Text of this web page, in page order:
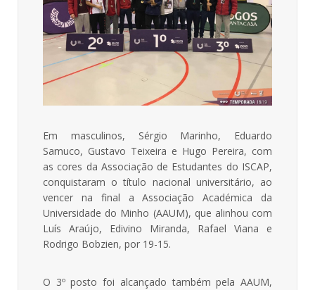
Em masculinos, Sérgio Marinho, Eduardo
Samuco, Gustavo Teixeira e Hugo Pereira, com
as cores da Associação de Estudantes do ISCAP,
conquistaram o título nacional universitário, ao
vencer na final a Associação Académica da
Universidade do Minho (AAUM), que alinhou com
Luís Araújo, Edivino Miranda, Rafael Viana e
Rodrigo Bobzien, por 19-15.
O 3º posto foi alcançado também pela AAUM,